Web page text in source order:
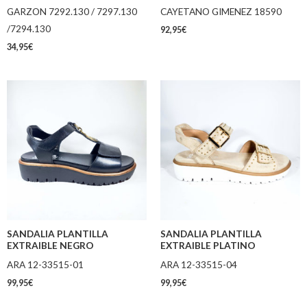
GARZON 7292.130 / 7297.130
/7294.130
34,95€
CAYETANO GIMENEZ 18590
92,95€
SANDALIA PLANTILLA
EXTRAIBLE NEGRO
ARA 12-33515-01
99,95€
SANDALIA PLANTILLA
EXTRAIBLE PLATINO
ARA 12-33515-04
99,95€